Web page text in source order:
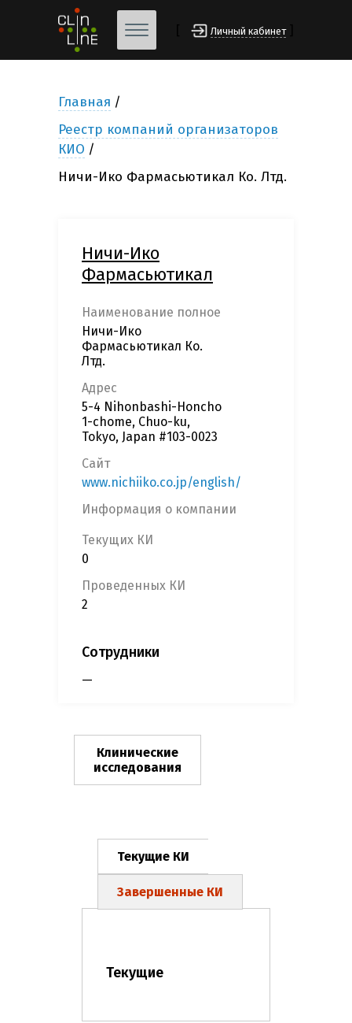
Личный кабинет
Главная
Реестр компаний организаторов
КИО
Ничи-Ико Фармасьютикал Ко. Лтд.
Ничи-Ико
Фармасьютикал
Наименование полное
Ничи-Ико
Фармасьютикал Ко.
Лтд.
Адрес
5-4 Nihonbashi-Honcho
1-chome, Chuo-ku,
Tokyo, Japan #103-0023
Сайт
www.nichiiko.co.jp/english/
Информация о компании
Текущих КИ
0
Проведенных КИ
2
Сотрудники
—
Клинические
исследования
Текущие КИ
Завершенные КИ
Текущие